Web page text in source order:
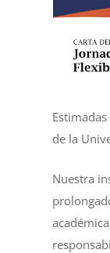
de la
Nuestra